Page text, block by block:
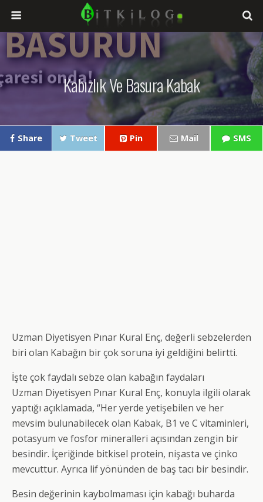
Kabızlık Ve Basura Kabak
Share Tweet Pin Mail SMS
Uzman Diyetisyen Pınar Kural Enç, değerli sebzelerden
biri olan Kabağın bir çok soruna iyi geldiğini belirtti.
İşte çok faydalı sebze olan kabağın faydaları
Uzman Diyetisyen Pınar Kural Enç, konuyla ilgili olarak
yaptığı açıklamada, “Her yerde yetişebilen ve her
mevsim bulunabilecek olan Kabak, B1 ve C vitaminleri,
potasyum ve fosfor mineralleri açısından zengin bir
besindir. İçeriğinde bitkisel protein, nişasta ve çinko
mevcuttur. Ayrıca lif yönünden de baş tacı bir besindir.
Besin değerinin kaybolmaması için kabağı buharda